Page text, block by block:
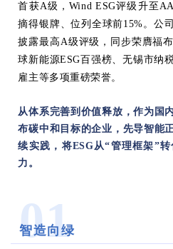
首获A级，Wind ESG评级升至
摘得银牌、位列全球前15%。公
披露最高A级评级，同步荣膺福
球新能源ESG百强榜、无锡市纳
雇主等多项重磅荣誉。
从体系完善到价值释放，作为国
布碳中和目标的企业，先导智能
续实践，将ESG从“管理框架”
力。
01
智造向绿